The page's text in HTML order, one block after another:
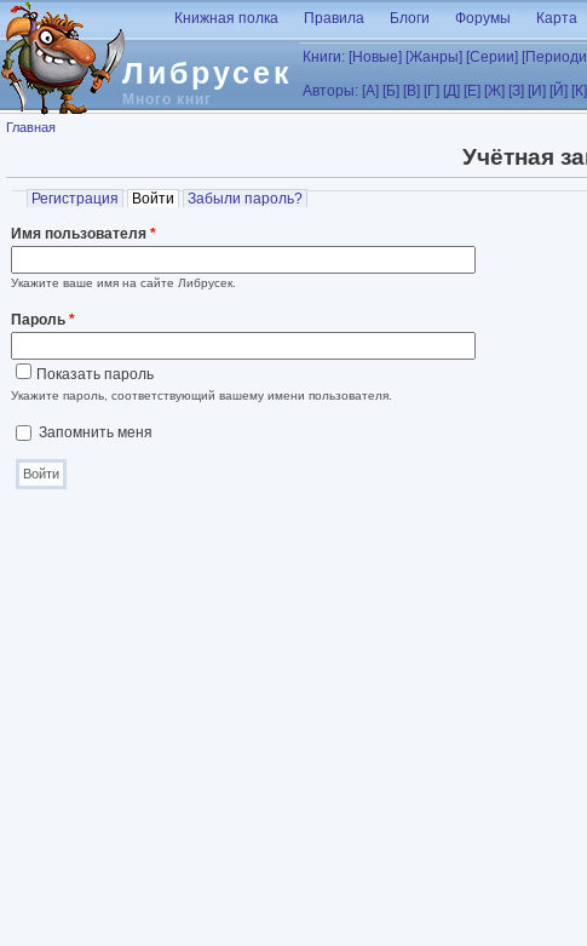
Перейти к основному содержанию
Либрусек
Много книг
Книжная полка Правила Блоги Форумы Карта
Книги: [Новые] [Жанры] [Серии]
Авторы: [А] [Б] [В] [Г] [Д] [Е] [Ж] [З] [И] [Й] [К]
Вы здесь
Главная
Учётная
Главные вкладки
Регистрация Войти (активная вкладка)
Забыли пароль?
Имя пользователя *
Укажите ваше имя на сайте Либрусек.
Пароль *
Показать пароль
Укажите пароль, соответствующий вашему имени пользователя.
Запомнить меня